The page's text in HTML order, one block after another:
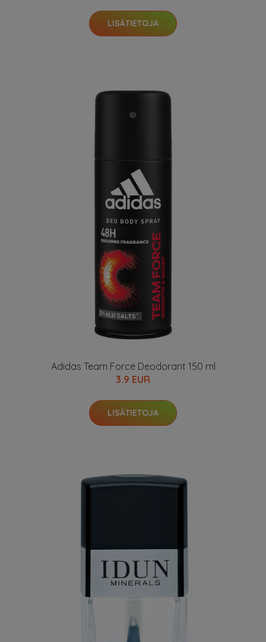
LISÄTIETOJA
Adidas Team Force Deodorant 150 ml
3.9 EUR
LISÄTIETOJA